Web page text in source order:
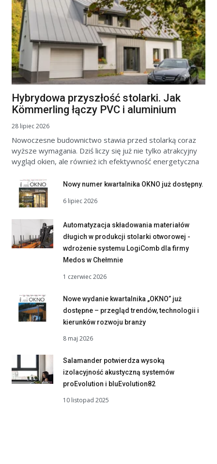
Hybrydowa przyszłość stolarki. Jak
Kömmerling łączy PVC i aluminium
28 lipiec 2026
Nowoczesne budownictwo stawia przed stolarką coraz
wyższe wymagania. Dziś liczy się już nie tylko atrakcyjny
wygląd okien, ale również ich efektywność energetyczna
Nowy numer kwartalnika OKNO już dostępny.
6 lipiec 2026
Automatyzacja składowania materiałów
długich w produkcji stolarki otworowej -
wdrożenie systemu LogiComb dla firmy
Medos w Chełmnie
1 czerwiec 2026
Nowe wydanie kwartalnika „OKNO” już
dostępne – przegląd trendów, technologii i
kierunków rozwoju branży
8 maj 2026
Salamander potwierdza wysoką
izolacyjność akustyczną systemów
proEvolution i bluEvolution82
10 listopad 2025